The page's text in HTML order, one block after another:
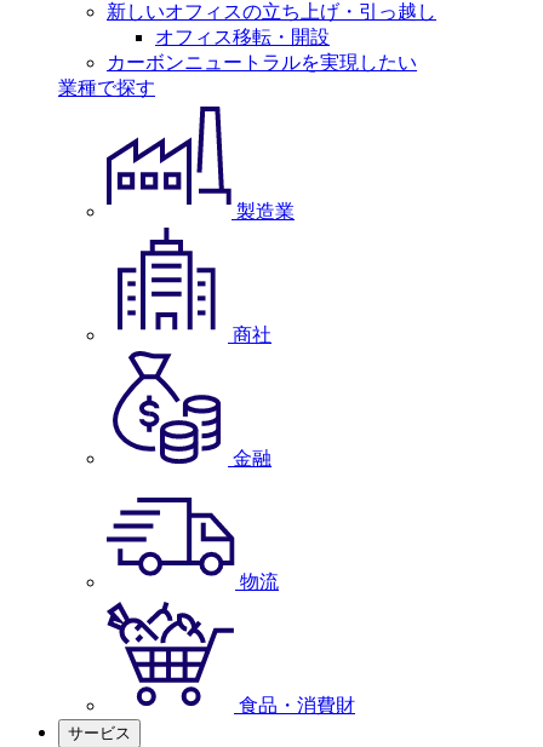
新しいオフィスの立ち上げ・引っ越し
オフィス移転・開設
カーボンニュートラルを実現したい
業種で探す
製造業
商社
金融
物流
食品・消費財
サービス